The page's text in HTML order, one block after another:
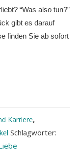
“Was also tun?”
gibt es darauf
finden Sie ab sofort
Karriere,
Schlagwörter: